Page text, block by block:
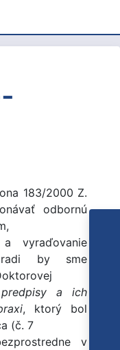
183/2000 Z.
odbornú
vyraďovanie
radi by sme
predpisy a ich
, ktorý bol
(č. 7
v